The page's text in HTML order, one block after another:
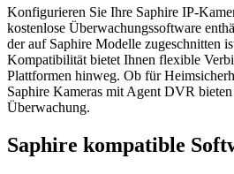
Konfigurieren Sie Ihre Saphire IP-
kostenlose Überwachungssoftware
der auf Saphire Modelle zugeschnitten
Kompatibilität bietet Ihnen flexible
Plattformen hinweg. Ob für
Saphire Kameras mit Agent DVR
Überwachung.
Saphire kompatible